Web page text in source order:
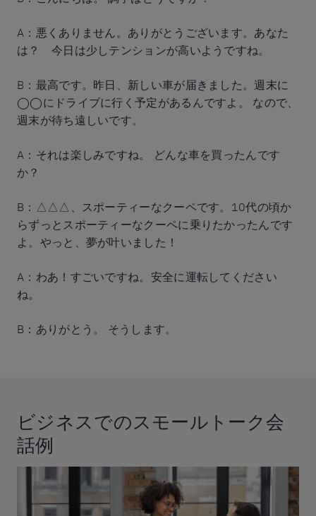
A：悪くありません。ありがとうございます。あなた
は？ 今日は少しテンションが高いようですね。
B：最高です。昨日、新しい車が届きました。週末に
◯◯にドライブに行く予定があるんですよ。 なので、
週末が待ち遠しいです。
A：それは楽しみですね。 どんな車を買ったんです
か？
B：△△△、スポーティーなクーペです。10代の頃か
らずっとスポーティーなクーペに乗りたかったんです
よ。やっと、夢が叶いました！
A：わあ！すごいですね。安全に運転してください
ね。
B：ありがとう。 そうします。
ビジネスでのスモールトーク会
話例